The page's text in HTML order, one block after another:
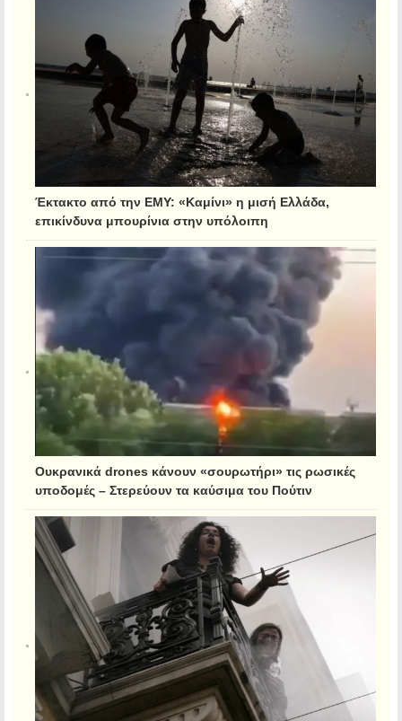
Έκτακτο από την ΕΜΥ: «Καμίνι» η μισή Ελλάδα,
επικίνδυνα μπουρίνια στην υπόλοιπη
Ουκρανικά drones κάνουν «σουρωτήρι» τις ρωσικές
υποδομές – Στερεύουν τα καύσιμα του Πούτιν